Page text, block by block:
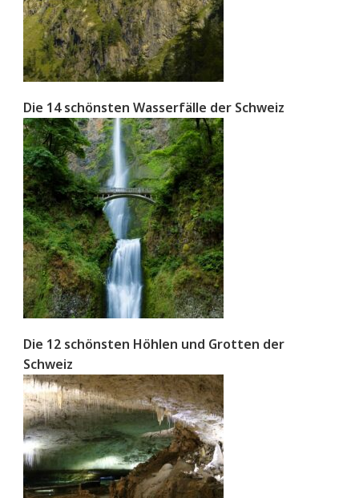
Die 14 schönsten Wasserfälle der Schweiz
Die 12 schönsten Höhlen und Grotten der
Schweiz